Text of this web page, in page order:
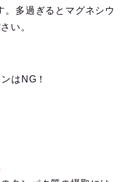
。多過ぎるとマグネシウ
い。
はNG！